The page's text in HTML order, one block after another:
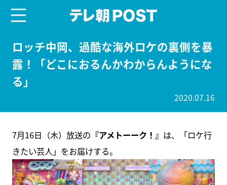
ロッチ中岡、過酷な海外ロケの裏側を暴
露！「どこにおるんかわからんようにな
る」
2020.07.16
7月16日（木）放送の 『アメトーーク！』 は、「ロケ行
きたい芸人」をお届けする。